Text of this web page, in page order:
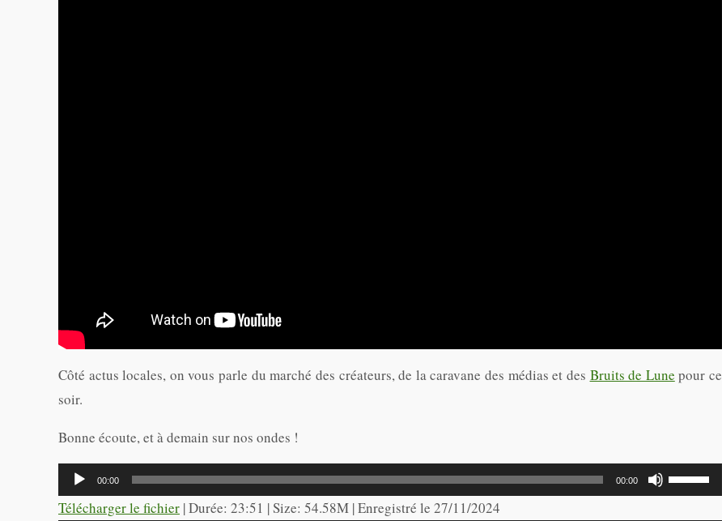
Côté actus locales, on vous parle du marché des créateurs, de la caravane des médias et des Bruits de Lune pour ce
soir.
Bonne écoute, et à demain sur nos ondes !
Lecteur
audio
00:00 00:00
Utilisez
les
Télécharger le fichier | Durée: 23:51 | Size: 54.58M | Enregistré le 27/11/2024